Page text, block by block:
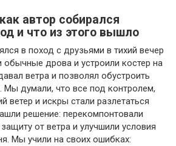
автор собирался
и что из этого вышло
в поход с друзьями в тихий вечер
обычные дрова и устроили костер на
ветра и позволял обустроить
Мы думали, что все под контролем,
ветер и искры стали разлетаться
решение: перекомпонтовали
от ветра и улучшили условия
Мы учили на своих ошибках: